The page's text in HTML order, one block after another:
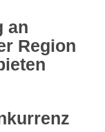
an
Region